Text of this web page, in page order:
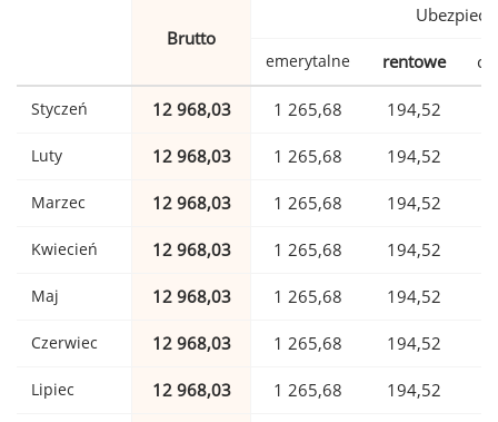
Brutto
emerytalne rentowe
Styczeń 12 968,03 1 265,68 194,52
Luty 12 968,03 1 265,68 194,52
Marzec 12 968,03 1 265,68 194,52
Kwiecień 12 968,03 1 265,68 194,52
Maj 12 968,03 1 265,68 194,52
Czerwiec 12 968,03 1 265,68 194,52
Lipiec 12 968,03 1 265,68 194,52